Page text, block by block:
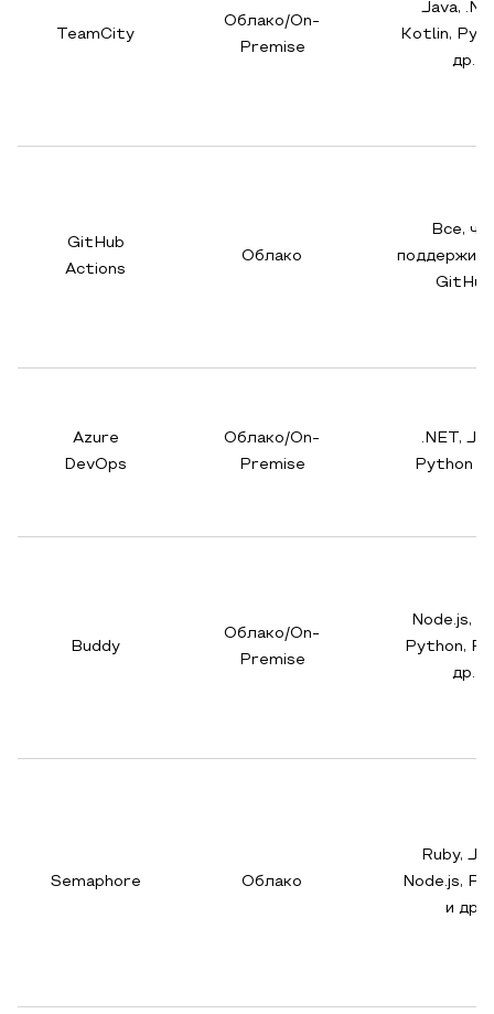
TeamCity
Облако/On-
Premise
Java,
Kotlin,
др.
GitHub
Actions
Облако
Все,
GitHub
Azure
DevOps
Облако/On-
Premise
.NET,
Python и
Buddy
Облако/On-
Premise
Node.js,
Python,
др.
Semaphore Облако
Ruby,
Node.js,
и др.